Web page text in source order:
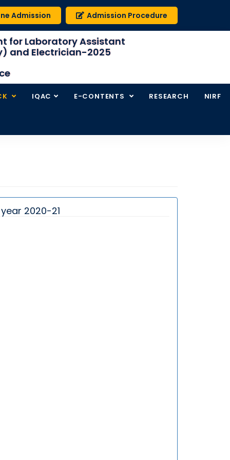
Admission Admission Procedure
for Laboratory Assistant
and Electrician-2025
IQAC E-CONTENTS RESEARCH NIRF
2020-21